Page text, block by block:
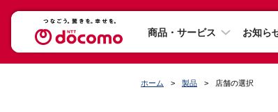
商品・サービス お知ら
ホーム 製品 店舗の選択